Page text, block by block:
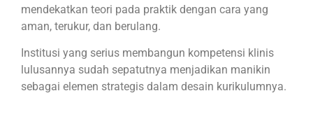
mendekatkan teori pada praktik dengan cara yang
aman, terukur, dan berulang.
Institusi yang serius membangun kompetensi klinis
lulusannya sudah sepatutnya menjadikan manikin
sebagai elemen strategis dalam desain kurikulumnya.